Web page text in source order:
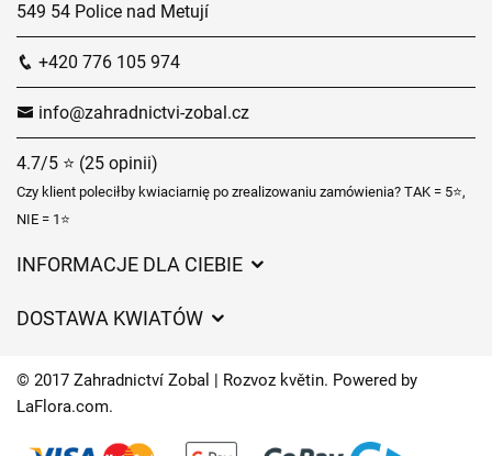
549 54 Police nad Metují
+420 776 105 974
info@zahradnictvi-zobal.cz
4.7/5 ⭐ (25 opinii)
Czy klient poleciłby kwiaciarnię po zrealizowaniu zamówienia? TAK = 5⭐,
NIE = 1⭐
INFORMACJE DLA CIEBIE
Czasy dostawy kwiatów – przegląd możliwości
DOSTAWA KWIATÓW
Gdzie dostarczamy kwiaty
© 2017 Zahradnictví Zobal | Rozvoz květin. Powered by
LaFlora.com.